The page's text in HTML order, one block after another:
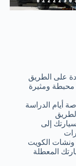
على الطريق
ومثيرة
أيام الدراسة
إلى
الكويت
المعطلة